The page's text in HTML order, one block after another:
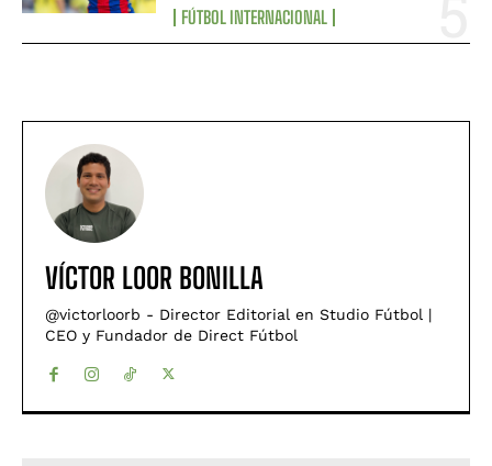
FÚTBOL INTERNACIONAL
VÍCTOR LOOR BONILLA
@victorloorb - Director Editorial en Studio Fútbol |
CEO y Fundador de Direct Fútbol